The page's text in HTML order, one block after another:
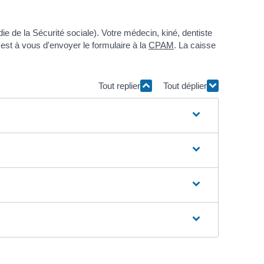
de la Sécurité sociale). Votre médecin, kiné, dentiste
à vous d'envoyer le formulaire à la CPAM. La caisse
Tout replier Tout déplier